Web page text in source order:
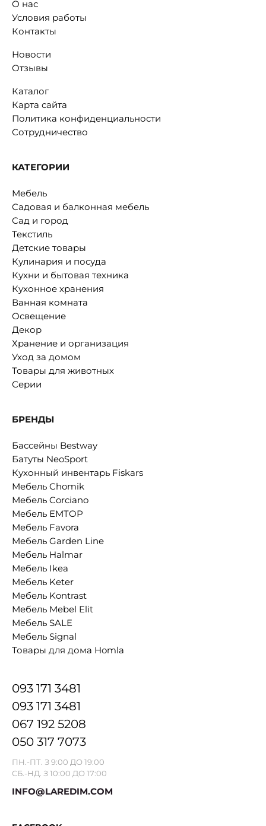
О нас
Условия работы
Контакты
Новости
Отзывы
Каталог
Карта сайта
Политика конфиденциальности
Сотрудничество
КАТЕГОРИИ
Мебель
Садовая и балконная мебель
Сад и город
Текстиль
Детские товары
Кулинария и посуда
Кухни и бытовая техника
Кухонное хранения
Ванная комната
Освещение
Декор
Хранение и организация
Уход за домом
Товары для животных
Серии
БРЕНДЫ
Бассейны Bestway
Батуты NeoSport
Кухонный инвентарь Fiskars
Мебель Chomik
Мебель Corciano
Мебель EMTOP
Мебель Favora
Мебель Garden Line
Мебель Halmar
Мебель Ikea
Мебель Keter
Мебель Kontrast
Мебель Mebel Elit
Мебель SALE
Мебель Signal
Товары для дома Homla
093 171 3481
093 171 3481
067 192 5208
050 317 7073
ПН.-ПТ. З 9:00 ДО 19:00
СБ.-НД. З 10:00 ДО 17:00
INFO@LAREDIM.COM